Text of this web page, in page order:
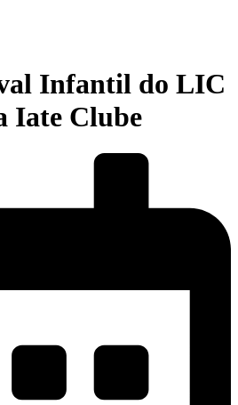
Infantil do LIC
Iate Clube